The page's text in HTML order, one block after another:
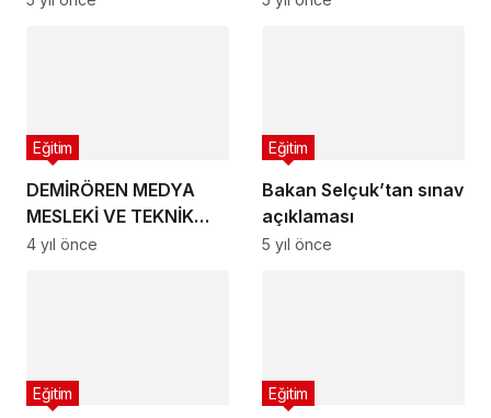
DEMİRÖREN MEDYA
MESLEKİ VE TEKNİK
ANADOLU LİSESİ’NDEN
Eğitim
4 yıl önce
Bakan Selçuk’tan sınav
açıklaması
Eğitim
5 yıl önce
Eğitim Eğitim